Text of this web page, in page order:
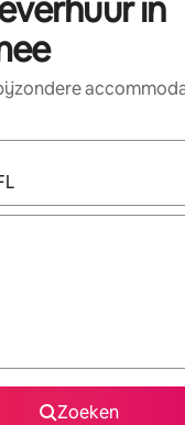
in
beschikbaar
Zoeken